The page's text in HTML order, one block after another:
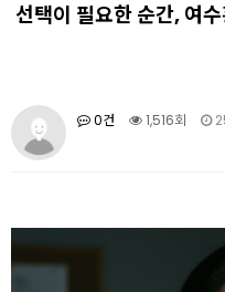
선택이 필요한 순간, 여
0건 1,516회